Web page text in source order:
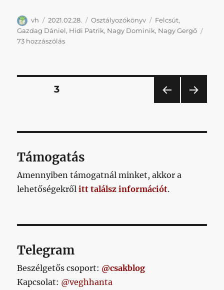
Szerző
vh Közzétéve
2021.02.28. Kategória
Osztályozókönyv Címke
Felcsút,
Gazdag Dániel, Hidi Patrik, Nagy Dominik, Nagy Gergő
73 hozzászólásApropos,
korábban?
befőttek
rejtegettük?
című
Bejegyzések
AL
OLDAL3
OLD
Támogatás
Amennyiben támogatnál minket, akkor a
lehetőségekrőlitt találsz információt.
Telegram
Beszélgetős csoport: @csakblog
Kapcsolat: @veghhanta